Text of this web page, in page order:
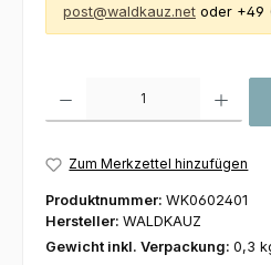
post@waldkauz.net oder +49
Zum Merkzettel hinzufügen
Produktnummer: WK0602401
Hersteller: WALDKAUZ
Gewicht inkl. Verpackung: 0,3